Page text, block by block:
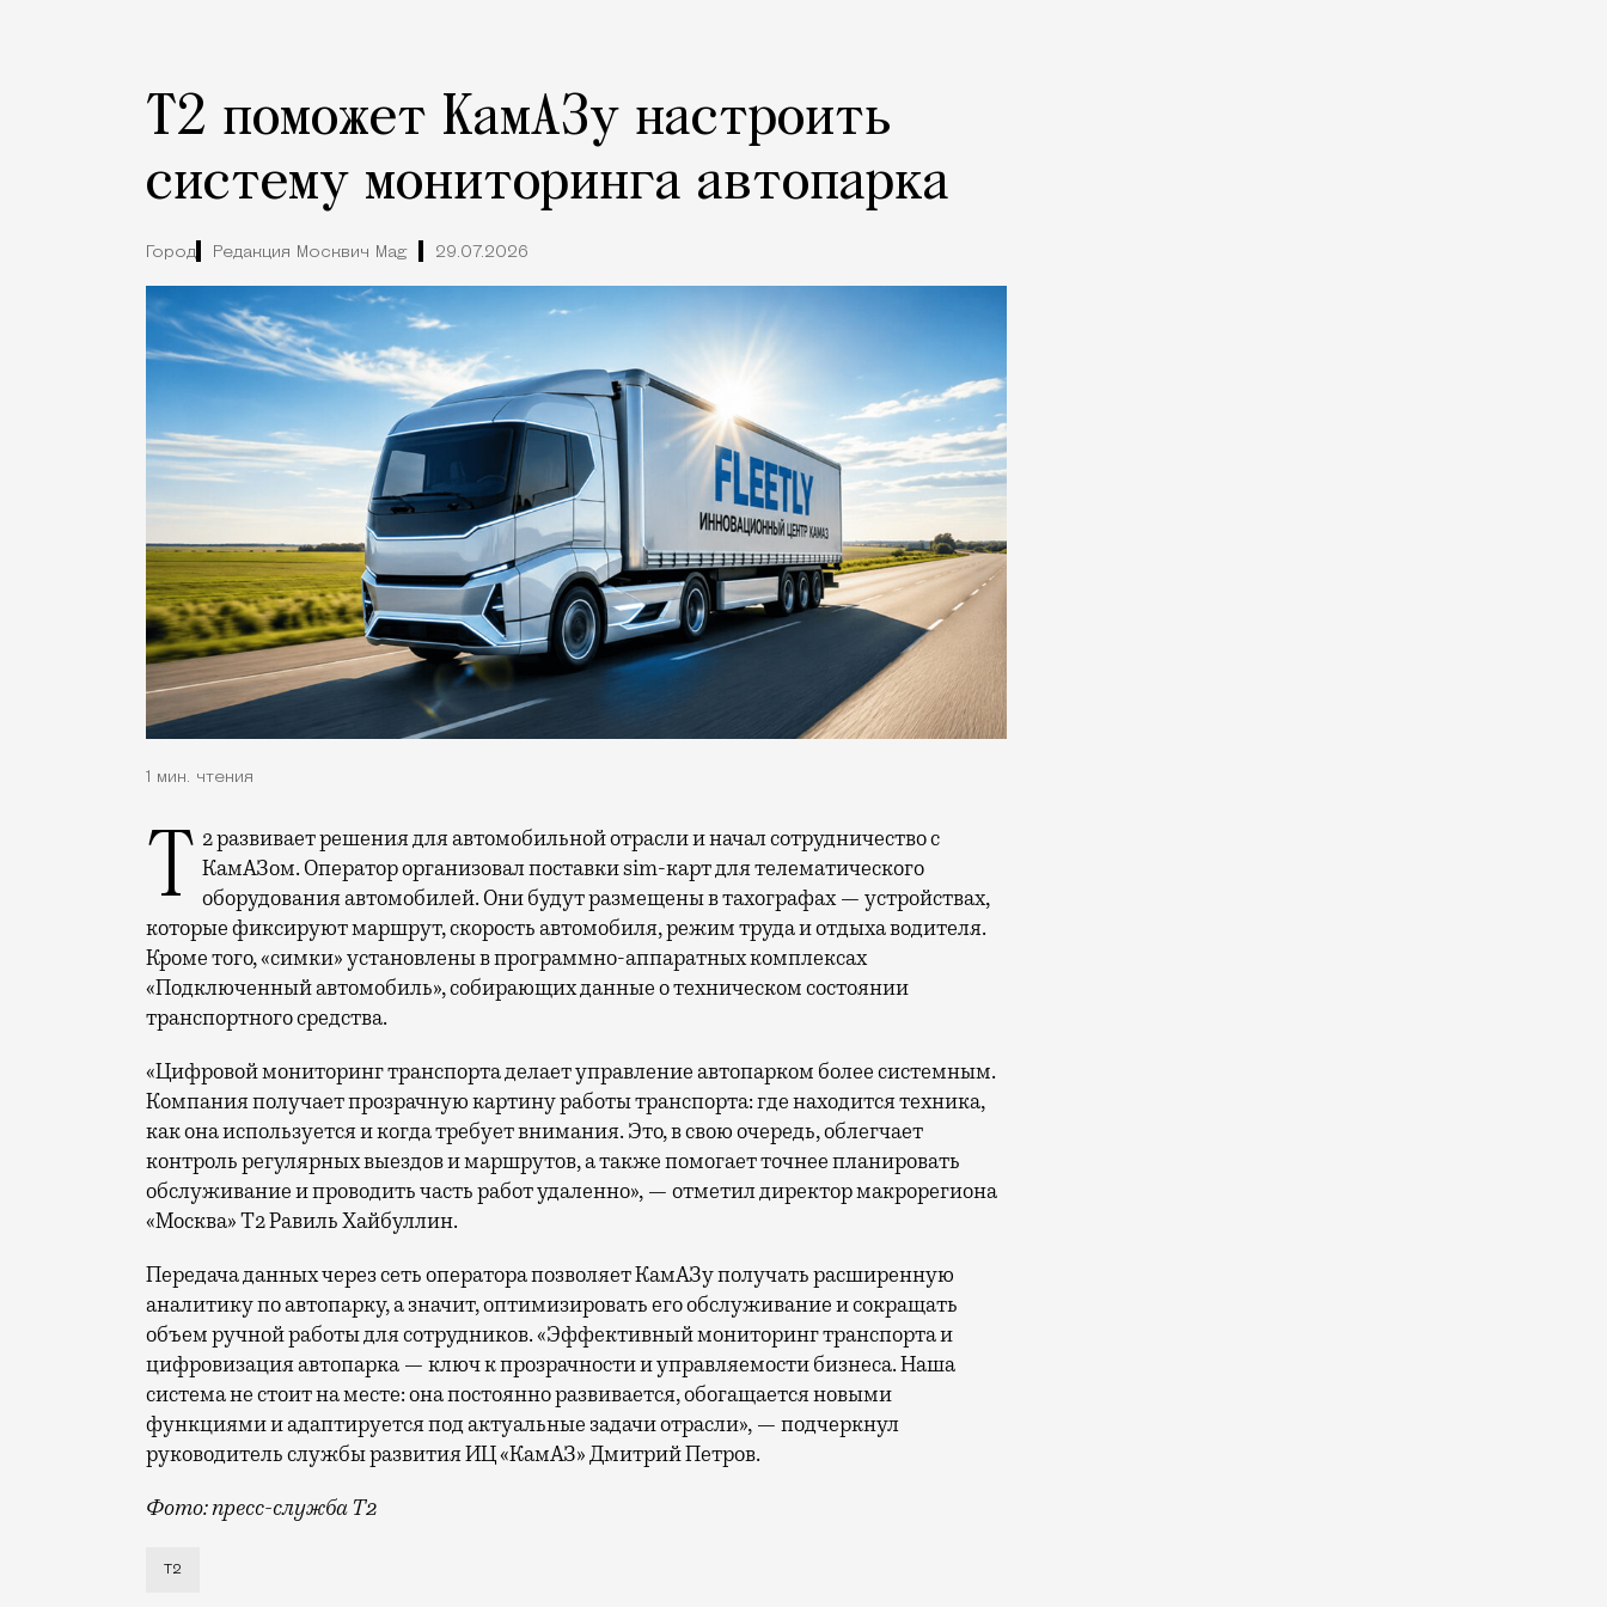
Т2 поможет КамАЗу настроить
систему мониторинга автопарка
Город Редакция Москвич Mag 29.07.2026
1 мин. чтения
Т2 развивает решения для автомобильной отрасли и начал сотрудничество с КамАЗом. Оператор организовал поставки sim-карт для телематического
оборудования автомобилей. Они будут размещены в тахографах — устройствах,
которые фиксируют маршрут, скорость автомобиля, режим труда и отдыха водителя.
Кроме того, «симки» установлены в программно-аппаратных комплексах
«Подключенный автомобиль», собирающих данные о техническом состоянии
транспортного средства.
«Цифровой мониторинг транспорта делает управление автопарком более системным.
Компания получает прозрачную картину работы транспорта: где находится техника,
как она используется и когда требует внимания. Это, в свою очередь, облегчает
контроль регулярных выездов и маршрутов, а также помогает точнее планировать
обслуживание и проводить часть работ удаленно», — отметил директор макрорегиона
«Москва» Т2 Равиль Хайбуллин.
Передача данных через сеть оператора позволяет КамАЗу получать расширенную
аналитику по автопарку, а значит, оптимизировать его обслуживание и сокращать
объем ручной работы для сотрудников. «Эффективный мониторинг транспорта и
цифровизация автопарка — ключ к прозрачности и управляемости бизнеса. Наша
система не стоит на месте: она постоянно развивается, обогащается новыми
функциями и адаптируется под актуальные задачи отрасли», — подчеркнул
руководитель службы развития ИЦ «КамАЗ» Дмитрий Петров.
Фото: пресс-служба Т2
Т2 развивает решения для автомобильной отрасли и начал сотрудничество с КамАЗом. Оператор организовал поставки sim-карт для
Т2